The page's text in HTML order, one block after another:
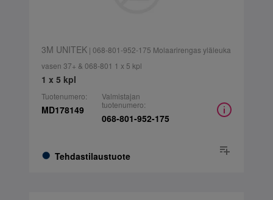
3M UNITEK| 068-801-952-175 Molaarirengas yläleuka
vasen 37+ & 068-801 1 x 5 kpl
1 x 5 kpl
Tuotenumero:
MD178149
Tehdastilaustuote
Valmistajan
tuotenumero:
068-801-952-175